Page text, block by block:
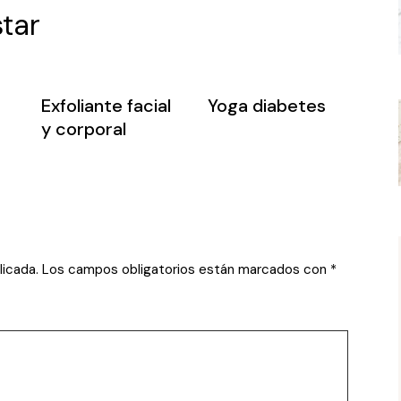
Exfoliante facial
y corporal
Yoga diabetes
Los campos obligatorios están marcados con *